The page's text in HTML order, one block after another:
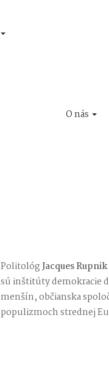
O nás
PolitológJacques Rupnik
sú inštitúty demokracie
menšín, občianska
populizmoch strednej